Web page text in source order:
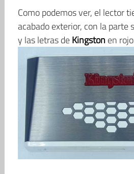
Como podemos ver, el lector
acabado exterior, con la parte
y las letras deKingstonen